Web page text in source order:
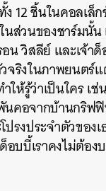
ง 12 ชิ้นในคอลเล็
ส่วนของชาร์มนั้
อน วิสลีย์ และเจ้
จริงในภาพยนตร์
ห้รู้ว่าเป็นใคร เ
คอจากบ้านกริฟฟิ
รงประจำตัวของเ
อบบี้เราคงไม่ต้อง